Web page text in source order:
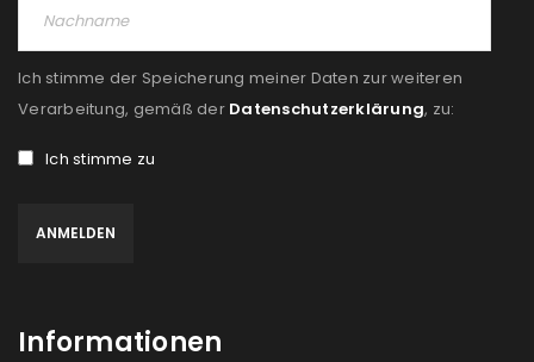
Ich stimme der Speicherung meiner Daten zur weiteren
Verarbeitung, gemäß der Datenschutzerklärung, zu:
Ich stimme zu
Informationen